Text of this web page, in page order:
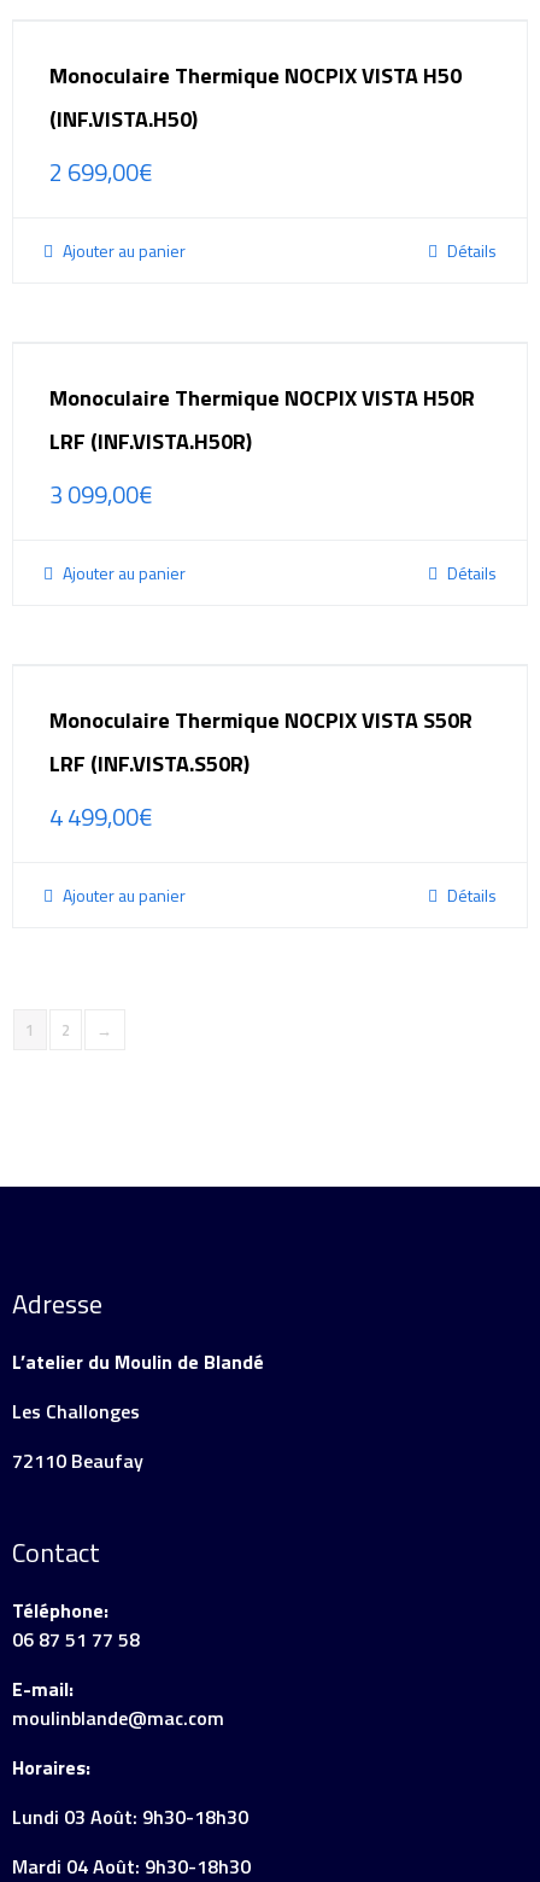
Monoculaire Thermique NOCPIX VISTA H50
(INF.VISTA.H50)
2 699,00€
Ajouter au panier Détails
Monoculaire Thermique NOCPIX VISTA H50R
LRF (INF.VISTA.H50R)
3 099,00€
Ajouter au panier Détails
Monoculaire Thermique NOCPIX VISTA S50R
LRF (INF.VISTA.S50R)
4 499,00€
Ajouter au panier Détails
1 2 →
Adresse
L’atelier du Moulin de Blandé
Les Challonges
72110 Beaufay
Contact
Téléphone:
06 87 51 77 58
E-mail:
moulinblande@mac.com
Horaires:
Lundi 03 Août: 9h30-18h30
Mardi 04 Août: 9h30-18h30